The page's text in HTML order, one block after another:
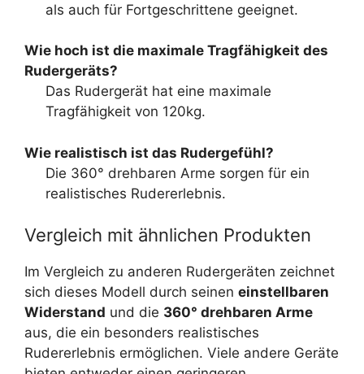
als auch für Fortgeschrittene geeignet.
Wie hoch ist die maximale Tragfähigkeit des
Rudergeräts?
Das Rudergerät hat eine maximale
Tragfähigkeit von 120kg.
Wie realistisch ist das Rudergefühl?
Die 360° drehbaren Arme sorgen für ein
realistisches Rudererlebnis.
Vergleich mit ähnlichen Produkten
Im Vergleich zu anderen Rudergeräten zeichnet
sich dieses Modell durch seinen einstellbaren
Widerstand und die 360° drehbaren Arme
aus, die ein besonders realistisches
Rudererlebnis ermöglichen. Viele andere Geräte